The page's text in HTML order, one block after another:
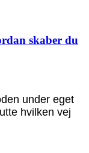
skaber du
under eget
hvilken vej